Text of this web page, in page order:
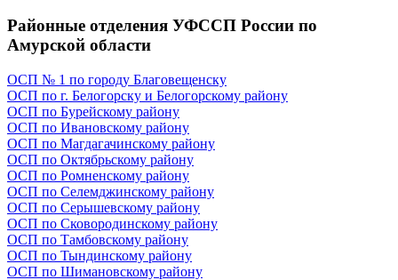
Районные отделения УФССП России по
Амурской области
ОСП № 1 по городу Благовещенску
ОСП по г. Белогорску и Белогорскому району
ОСП по Бурейскому району
ОСП по Ивановскому району
ОСП по Магдагачинскому району
ОСП по Октябрьскому району
ОСП по Ромненскому району
ОСП по Селемджинскому району
ОСП по Серышевскому району
ОСП по Сковородинскому району
ОСП по Тамбовскому району
ОСП по Тындинскому району
ОСП по Шимановскому району